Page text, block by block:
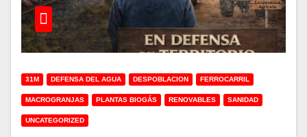
31M DEFENSA DEL AGUA DESPOBLACION FERROCARRIL
MACROGRANJAS PLANTAS BIOGÁS RENOVABLES SANIDAD
UNCATEGORIZED